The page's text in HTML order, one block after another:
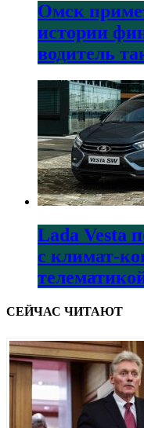
Омск
истории
водитель
Lada Vesta
с климат-
СЕЙЧАС ЧИТАЮТ